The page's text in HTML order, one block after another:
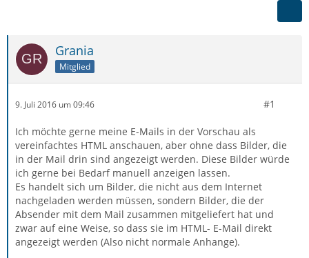
Grania
Mitglied
9. Juli 2016 um 09:46 #1
Ich möchte gerne meine E-Mails in der Vorschau als
vereinfachtes HTML anschauen, aber ohne dass Bilder, die
in der Mail drin sind angezeigt werden. Diese Bilder würde
ich gerne bei Bedarf manuell anzeigen lassen.
Es handelt sich um Bilder, die nicht aus dem Internet
nachgeladen werden müssen, sondern Bilder, die der
Absender mit dem Mail zusammen mitgeliefert hat und
zwar auf eine Weise, so dass sie im HTML- E-Mail direkt
angezeigt werden (Also nicht normale Anhange).